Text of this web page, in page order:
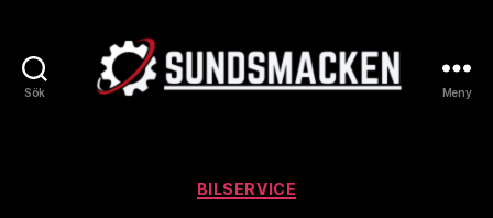
Sök Meny
Kategorier
BILSERVICE